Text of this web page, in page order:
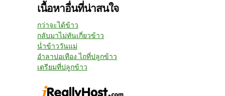
เนื้อหาอื่นที่น่าสนใจ
กว่าจะได้ข้าว
กลับมาไม่ทันเกี่ยวข้าว
น่ำข้าววันแม่
อำลาปอเทือง ไถที่ปลูกข้าว
เตรียมที่ปลูกข้าว